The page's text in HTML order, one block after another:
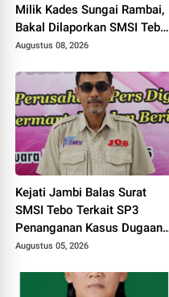
Milik Kades Sungai Rambai,
Bakal Dilaporkan SMSI Tebo
ke Polisi Terkait UU ITE
Augustus 08, 2026
Kejati Jambi Balas Surat
SMSI Tebo Terkait SP3
Penanganan Kasus Dugaan
Korupsi di DPUPR Tebo Rp
Augustus 05, 2026